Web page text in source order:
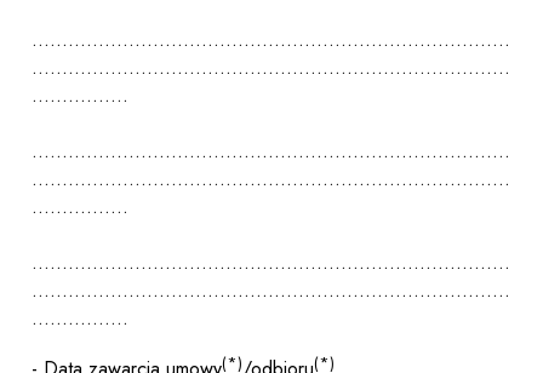
...............................................................................
...............................................................................
................
...............................................................................
...............................................................................
................
...............................................................................
...............................................................................
................
(*) (*)